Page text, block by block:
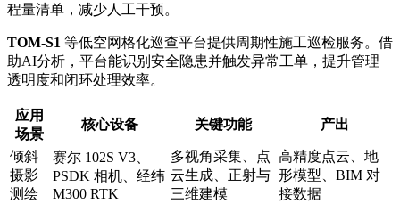
程量清单，减少人工干预。
TOM-S1 等低空网格化巡查平台提供周期性施工巡检服务。借
助AI分析，平台能识别安全隐患并触发异常工单，提升管理
透明度和闭环处理效率。
应用
场景
核心设备 关键功能 产出
倾斜
摄影
测绘
赛尔 102S V3、
PSDK 相机、经纬
M300 RTK
多视角采集、点
云生成、正射与
三维建模
高精度点云、地
形模型、BIM 对
接数据